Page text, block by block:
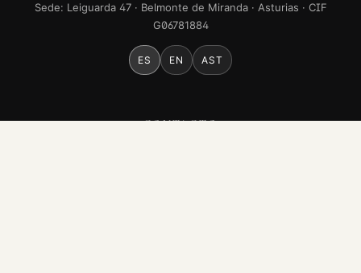
Sede: Leiguarda 47 · Belmonte de Miranda · Asturias · CIF
G06781884
ES EN AST
CONTACTO